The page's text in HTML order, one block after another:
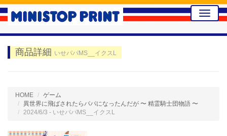
Toggle
商品詳細 いせパパMS__イクスL
HOME
ゲーム
異世界に飛ばされたらパパになったんだが 〜 精霊騎士団物語 〜
2024/6/3 - いせパパMS__イクスL